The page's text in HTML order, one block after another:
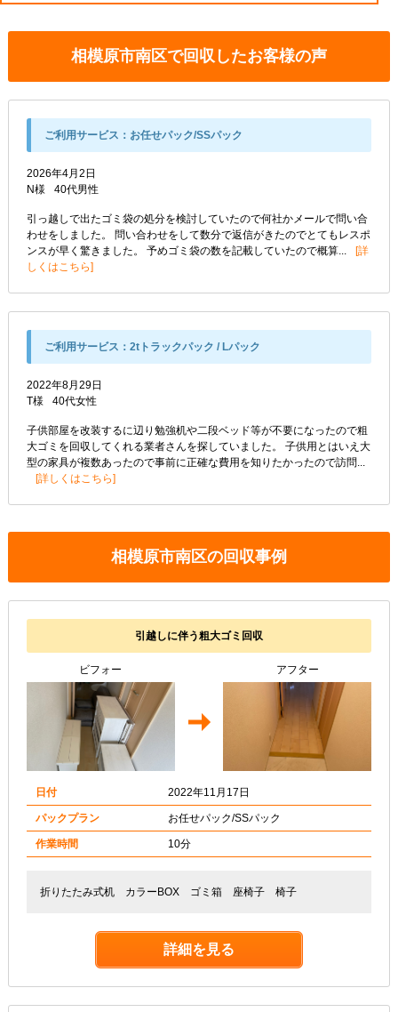
相模原市南区で回収したお客様の声
ご利用サービス： お任せパック/SSパック
2026年4月2日
N様
40代男性
引っ越しで出たゴミ袋の処分を検討していたので何社かメールで問い合
わせをしました。 問い合わせをして数分で返信がきたのでとてもレスポ
ンスが早く驚きました。 予めゴミ袋の数を記載していたので概算...
詳
しくはこちら
ご利用サービス： 2tトラックパック / Lパック
2022年8月29日
T様
40代女性
子供部屋を改装するに辺り勉強机や二段ベッド等が不要になったので粗
大ゴミを回収してくれる業者さんを探していました。 子供用とはいえ大
型の家具が複数あったので事前に正確な費用を知りたかったので訪問...
詳しくはこちら
相模原市南区の回収事例
引越しに伴う粗大ゴミ回収
ビフォー アフター
日付 2022年11月17日
パックプラン お任せパック/SSパック
作業時間 10分
折りたたみ式机 カラーBOX ゴミ箱 座椅子 椅子
詳細を見る